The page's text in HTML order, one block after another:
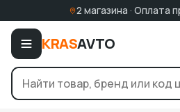
2 магазина · Оплата
KRASAVTO